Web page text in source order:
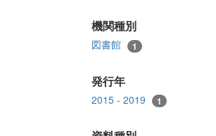
機関種別
図書館 1
発行年
2015 - 2019 1